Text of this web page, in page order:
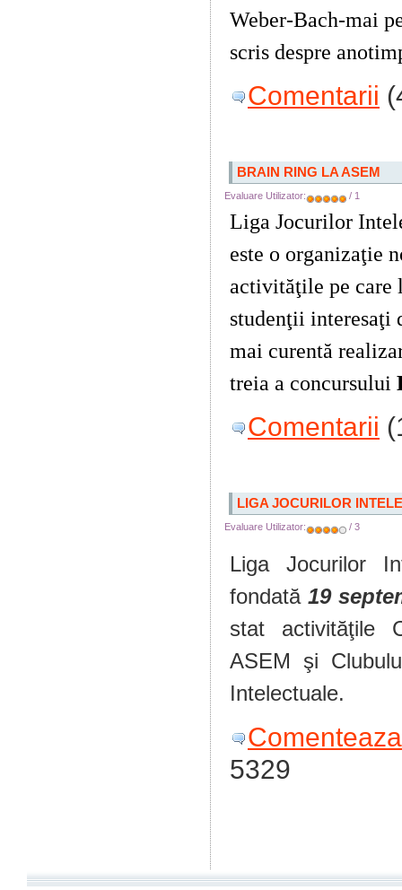
Weber-Bach-mai
scris despre
Comentarii
BRAIN RING LA ASEM
Evaluare Utilizator: / 1
Liga Jocurilor
este o organizaţie
activităţile pe care
studenţii interesaţi
mai curentă
treia a concursului
Comentarii
LIGA JOCURILOR
Evaluare Utilizator: / 3
Liga Jocurilor
fondată 19
stat activităţile
ASEM şi
Intelectuale.
5329